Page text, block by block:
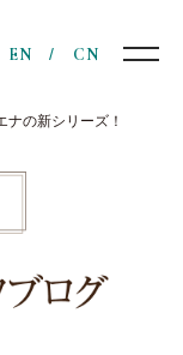
EN CN
ナの新シリーズ！